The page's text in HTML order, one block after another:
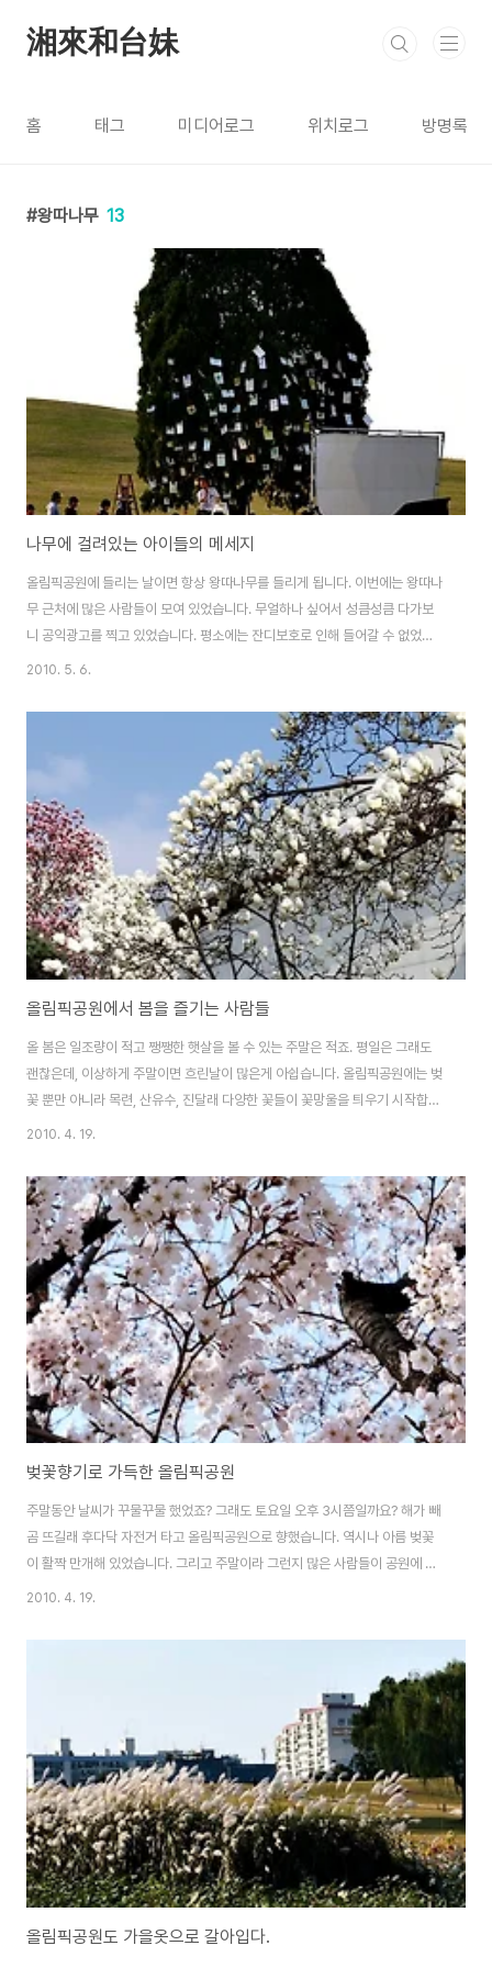
湘來和台妹
홈 태그 미디어로그 위치로그 방명록
왕따나무 13
나무에 걸려있는 아이들의 메세지
올림픽공원에 들리는 날이면 항상 왕따나무를 들리게 됩니다. 이번에는 왕따나
무 근처에 많은 사람들이 모여 있었습니다. 무얼하나 싶어서 성큼성큼 다가보
니 공익광고를 찍고 있었습니다. 평소에는 잔디보호로 인해 들어갈 수 없었는
데 이날은 광고때문인지 주위에 많은 사람들이 왕따나무 인근에 있더군요. 조
었습니다. 외국아이들도 보이고 tv에서 어떻게 나올지 기다려집니다
2010. 5. 6.
올림픽공원에서 봄을 즐기는 사람들
올 봄은 일조량이 적고 쨍쨍한 햇살을 볼 수 있는 주말은 적죠. 평일은 그래도
괜찮은데, 이상하게 주말이면 흐린날이 많은게 아쉽습니다. 올림픽공원에는 벚
꽃 뿐만 아니라 목련, 산유수, 진달래 다양한 꽃들이 꽃망울을 틔우기 시작합니
다. 몽촌토성 산책로에도 이젠 푸른기가 돌기 시작합니다. 개나리도 활짝 피어
가 있는 쪽으로 옮겨보니.. 벤치에는 다정다감하게 연인들이 휴식을 취하고 있
고, 한쌍의 커플은 또 산책중입니다. 복잡한 꽃축제보단 넓은 공원에서 봄을 감
상하시는 것도 좋을듯 싶네요. 공원 곳곳에 피어있는 벚꽃...사진찍으시는 분도
있고 지긋하게 벚꽃을 감상하고 있는 분도 보입니다. 여긴 올림픽공원 커피빈
이 있던 자리..(소마미술..
2010. 4. 19.
벚꽃향기로 가득한 올림픽공원
주말동안 날씨가 꾸물꾸물 했었죠? 그래도 토요일 오후 3시쯤일까요? 해가 빼
곰 뜨길래 후다닥 자전거 타고 올림픽공원으로 향했습니다. 역시나 아름 벚꽃
이 활짝 만개해 있었습니다. 그리고 주말이라 그런지 많은 사람들이 공원에 산
책..꽃놀이를 하고 있더군요. 많은 분들이 카메라로 아름다운 벚꽃을 담기 바쁘
진을 많이 찍다보니 풍경사진이 몇장없네요. 자전거를 타고 공원 한바퀴 돌았
더니 어느덧 해가 저물고 있어 석촌호수로 향했습니다. 몽촌토성 산책로 위에
서 담은 올림픽공원 풍경 참 괜찮더군요 그리고 왕따나무에게 인사하러 가기전
에 잠시 담아 본 사진~ 가족..연인 ..친구..다양한 사람들이 봄을 느끼는 여유로
움이 참 보기 좋았습니다.
2010. 4. 19.
올림픽공원도 가을옷으로 갈아입다.